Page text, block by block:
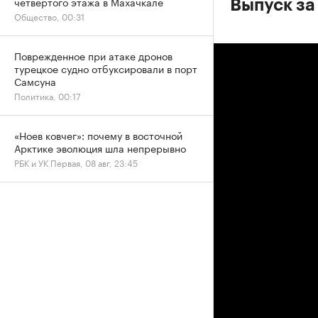
Выпуск
Общество, 00:31
Поврежденное при атаке дронов
турецкое судно отбуксировали в порт
Самсуна
Политика, 00:17
«Ноев ковчег»: почему в восточной
Арктике эволюция шла непрерывно
РБК и УК Первая, 08 авг, 23:45